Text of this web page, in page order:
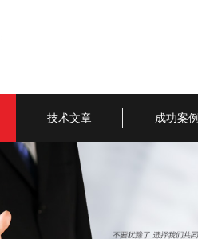
技术文章 成功案例